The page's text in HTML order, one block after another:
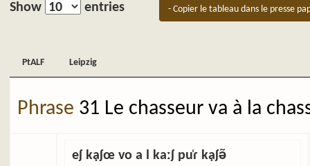
Show entries - Copier le tableau dans le presse
PtALF Leipzig
Phrase 31 Le chasseur va à la
eʃ kạʃœ vo a l kaːʃ pu̜ɾ kạʃə̃